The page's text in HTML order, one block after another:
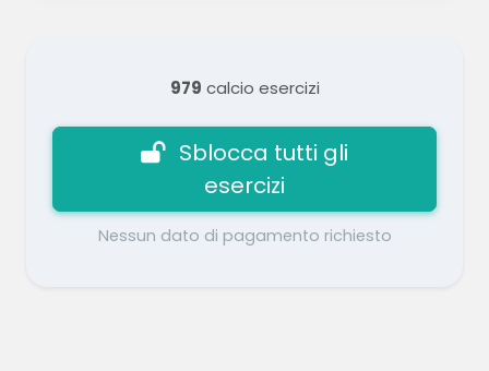
979 calcio esercizi
Sblocca tutti gli
esercizi
Nessun dato di pagamento richiesto